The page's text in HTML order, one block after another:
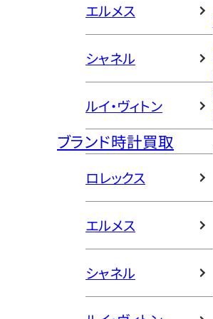
エルメス
シャネル
ルイ・ヴィトン
ブランド時計買取
ロレックス
エルメス
シャネル